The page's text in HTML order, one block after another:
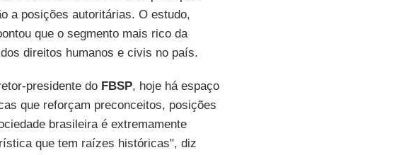
a posições autoritárias. O estudo,
que o segmento mais rico da
direitos humanos e civis no país.
presidente do FBSP, hoje há espaço
que reforçam preconceitos, posições
brasileira é extremamente
que tem raízes históricas", diz